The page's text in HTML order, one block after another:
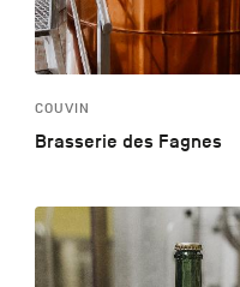
COUVIN
Brasserie des Fagnes